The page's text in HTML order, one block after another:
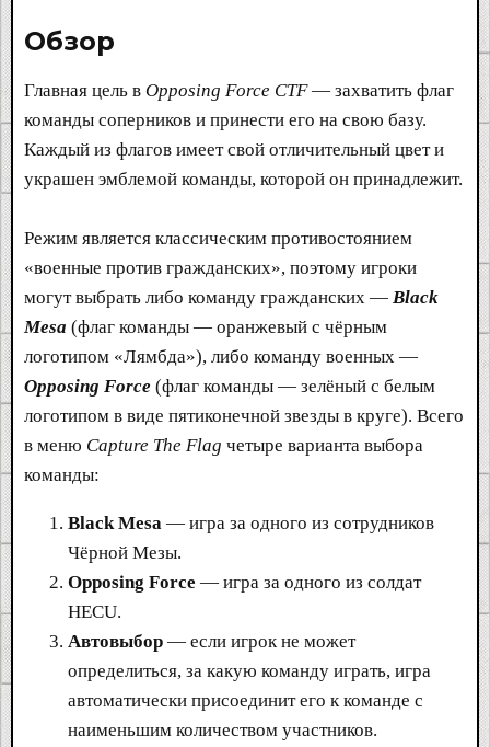
Обзор​
Главная цель в Opposing Force CTF— захватить флаг
команды соперников и принести его на свою базу.
Каждый из флагов имеет свой отличительный цвет и
украшен эмблемой команды, которой он принадлежит.
Режим является классическим противостоянием
«военные против гражданских», поэтому игроки
могут выбрать либо команду гражданских — Black
Mesa (флаг команды — оранжевый с чёрным
логотипом «Лямбда»), либо команду военных —
Opposing Force (флаг команды — зелёный с белым
логотипом в виде пятиконечной звезды в круге). Всего
в меню Capture The Flag четыре варианта выбора
команды:
Black Mesa — игра за одного из сотрудников
Чёрной Мезы.
Opposing Force — игра за одного из солдат
HECU.
Автовыбор — если игрок не может
определиться, за какую команду играть, игра
автоматически присоединит его к команде с
наименьшим количеством участников.